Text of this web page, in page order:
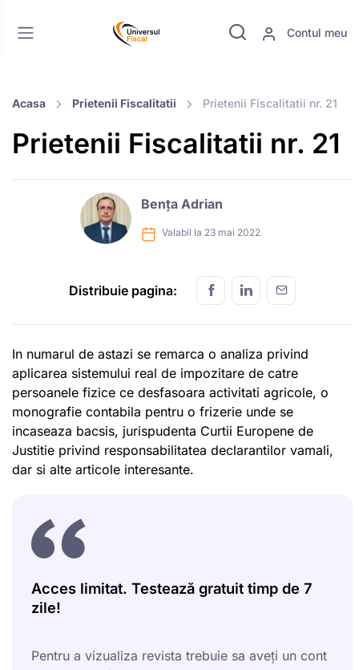
Contul meu
Acasa Prietenii Fiscalitatii Prietenii Fiscalitatii nr. 21
Prietenii Fiscalitatii nr. 21
Bența Adrian
Valabil la 23 mai 2022
Distribuie pagina:
In numarul de astazi se remarca o analiza privind
aplicarea sistemului real de impozitare de catre
persoanele fizice ce desfasoara activitati agricole, o
monografie contabila pentru o frizerie unde se
incaseaza bacsis, jurispudenta Curtii Europene de
Justitie privind responsabilitatea declarantilor vamali,
dar si alte articole interesante.
Acces limitat. Testează gratuit timp de 7
zile!
Pentru a vizualiza revista trebuie sa aveți un cont